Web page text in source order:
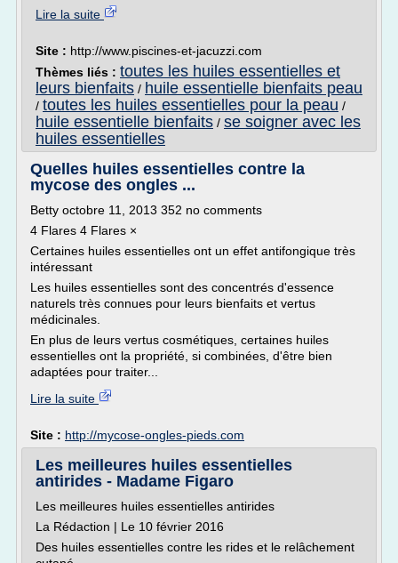
Lire la suite
Site : http://www.piscines-et-jacuzzi.com
Thèmes liés : toutes les huiles essentielles et
leurs bienfaits / huile essentielle bienfaits peau
/ toutes les huiles essentielles pour la peau /
huile essentielle bienfaits / se soigner avec les
huiles essentielles
Quelles huiles essentielles contre la
mycose des ongles ...
Betty octobre 11, 2013 352 no comments
4 Flares 4 Flares ×
Certaines huiles essentielles ont un effet antifongique très
intéressant
Les huiles essentielles sont des concentrés d'essence
naturels très connues pour leurs bienfaits et vertus
médicinales.
En plus de leurs vertus cosmétiques, certaines huiles
essentielles ont la propriété, si combinées, d'être bien
adaptées pour traiter...
Lire la suite
Site : http://mycose-ongles-pieds.com
Les meilleures huiles essentielles
antirides - Madame Figaro
Les meilleures huiles essentielles antirides
La Rédaction | Le 10 février 2016
Des huiles essentielles contre les rides et le relâchement